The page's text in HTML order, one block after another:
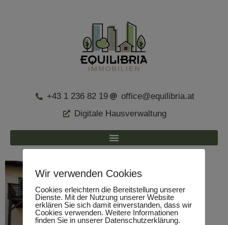
+43 1 236 82 19
office@equilibria.at
Digitale Hausverwaltung
Wir verwenden Cookies
Cookies erleichtern die Bereitstellung unserer
Dienste. Mit der Nutzung unserer Website
erklären Sie sich damit einverstanden, dass wir
Cookies verwenden. Weitere Informationen
finden Sie in unserer Datenschutzerklärung.